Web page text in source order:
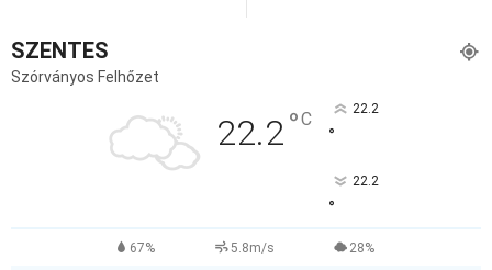
SZENTES
Szórványos Felhőzet
22.2°C 22.2
°
22.2
°
67% 5.8m/s 28%